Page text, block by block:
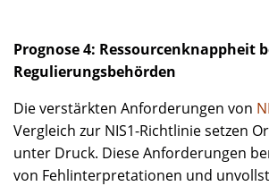
Prognose 4: Ressourcenknappheit
Regulierungsbehörden
Die verstärkten Anforderungen von
Vergleich zur NIS1-Richtlinie setzen
unter Druck. Diese Anforderungen
von Fehlinterpretationen und